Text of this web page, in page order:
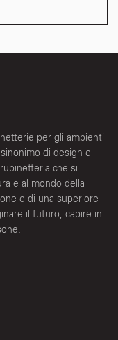
per gli ambienti
di design e
che si
e al mondo della
e di una superiore
il futuro, capire in